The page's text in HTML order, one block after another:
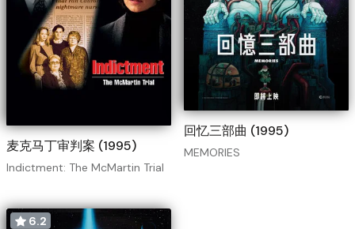
麦克马丁审判案 (1995)
Indictment: The McMartin Trial
回忆三部曲 (1995)
MEMORIES
6.2